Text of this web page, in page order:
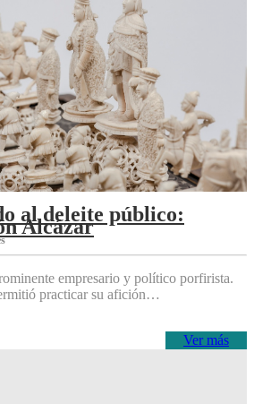
al deleite público:
Alcázar
empresario y político porfirista.
practicar su afición…
Ver más